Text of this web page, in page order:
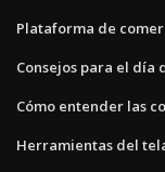
Plataforma de
Consejos para el
Cómo entender las
Herramientas del